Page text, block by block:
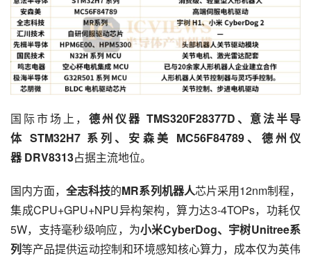
国际市场上，德州仪器 TMS320F28377D、意法半导
体 STM32H7 系列、安森美 MC56F84789、德州仪
器 DRV8313占据主流地位。
国内方面，全志科技的MR系列机器人芯片采用12nm制程，
集成CPU+GPU+NPU异构架构，算力达3-4TOPs，功耗仅
5W，支持毫秒级响应，为小米CyberDog、宇树Unitree系
列等产品提供运动控制和环境感知核心算力，成本仅为英伟